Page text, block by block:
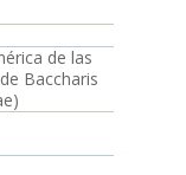
de las
Baccharis